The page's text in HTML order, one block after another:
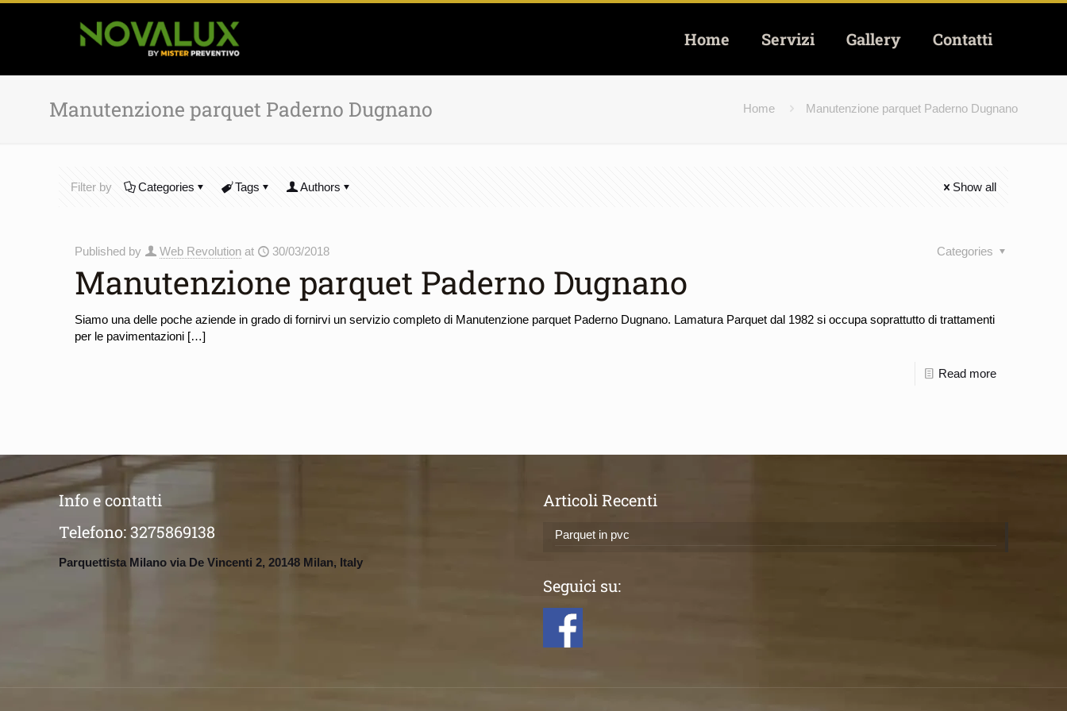
Home Servizi Gallery Contatti
Manutenzione parquet Paderno Dugnano Home Manutenzione parquet Paderno Dugnano
Filter by Categories Tags Authors Show all
Published by Web Revolution at 30/03/2018 Categories
Manutenzione parquet Paderno Dugnano
Siamo una delle poche aziende in grado di fornirvi un servizio completo di Manutenzione parquet Paderno Dugnano. Lamatura Parquet dal 1982 si occupa soprattutto di trattamenti
per le pavimentazioni […]
Read more
Info e contatti
Telefono:3275869138
Parquettista Milano via De Vincenti 2, 20148 Milan, Italy
Articoli Recenti
Parquet in pvc
Seguici su: